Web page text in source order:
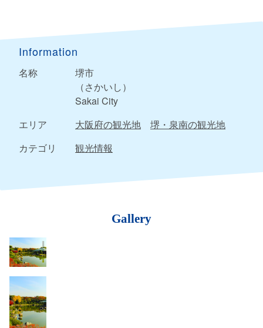
Information
名称
堺市
（さかいし）
Sakai City
エリア
大阪府の観光地
堺・泉南の観光地
カテゴリ
観光情報
Gallery